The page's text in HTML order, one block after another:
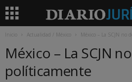
Inicio Actualidad / México México – La SCJN no
México – La SCJN
políticamente